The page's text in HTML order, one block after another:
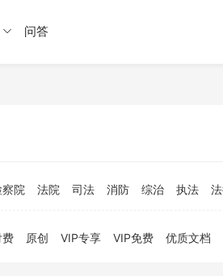
问答
院 法院 司法 消防 综治 执法
费 原创 VIP专享 VIP免费 优质文档